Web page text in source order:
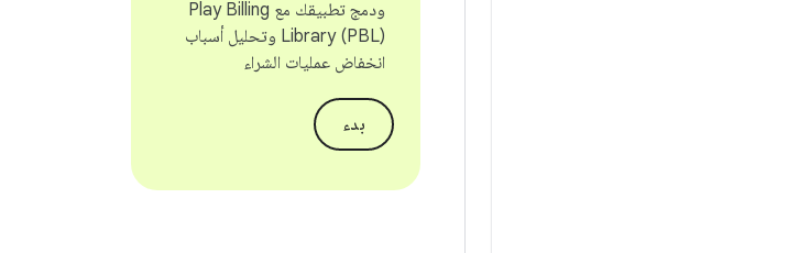
ودمج تطبيقك مع Play Billing
Library (PBL) وتحليل أسباب
انخفاض عمليات الشراء
بدء